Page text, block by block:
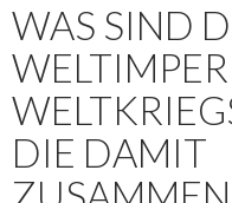
WAS SIND
DIE DAMIT